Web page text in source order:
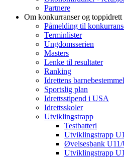
Partnere
Om konkurranser og toppidrett
Påmelding til
Terminlister
Ungdomsserien
Masters
Lenke til resultater
Ranking
Idrettens
Sportslig plan
Idrettsstipend i USA
Idrettsskoler
Utviklingstrapp
Testbatteri
Utviklingstrapp
Øvelsesbank
Utviklingstrapp